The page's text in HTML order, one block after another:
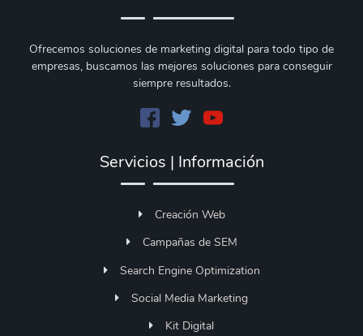
Ofrecemos soluciones de marketing digital para todo tipo de
empresas, buscamos las mejores soluciones para conseguir
siempre resultados.
Servicios | Información
Creación Web
Campañas de SEM
Search Engine Optimization
Social Media Marketing
Kit Digital